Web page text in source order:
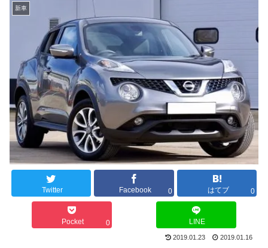
新車
Twitter Facebook 0 はてブ 0
Pocket 0 LINE
2019.01.23 2019.01.16